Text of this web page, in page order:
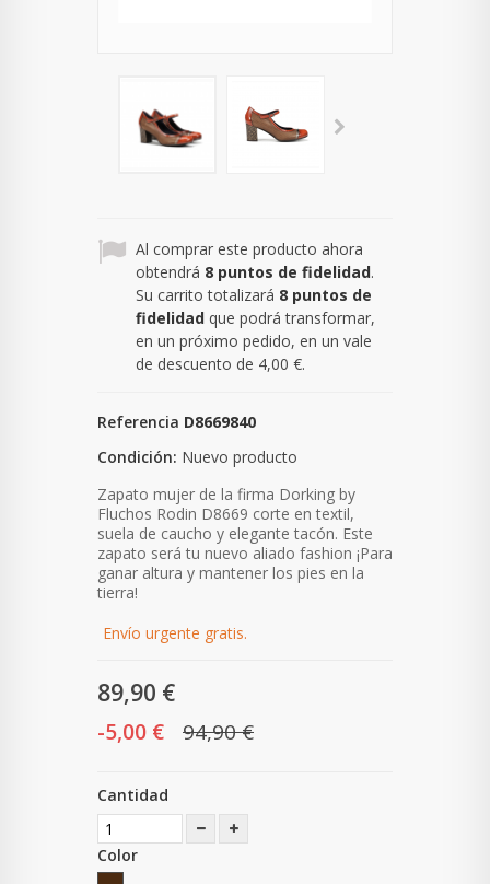
Al comprar este producto ahora
obtendrá 8 puntos de fidelidad.
Su carrito totalizará 8 puntos de
fidelidad que podrá transformar,
en un próximo pedido, en un vale
de descuento de 4,00 €.
Referencia D8669840
Condición: Nuevo producto
Zapato mujer de la firma Dorking by
Fluchos Rodin D8669 corte en textil,
suela de caucho y elegante tacón. Este
zapato será tu nuevo aliado fashion ¡Para
ganar altura y mantener los pies en la
tierra!
Envío urgente gratis.
89,90 €
-5,00 € 94,90 €
Cantidad
Color